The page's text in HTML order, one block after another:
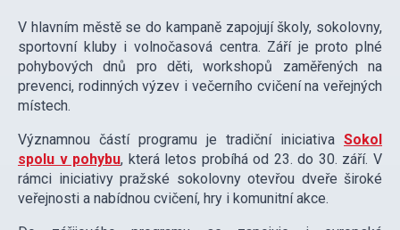
V hlavním městě se do kampaně zapojují školy, sokolovny,
sportovní kluby i volnočasová centra. Září je proto plné
pohybových dnů pro děti, workshopů zaměřených na
prevenci, rodinných výzev i večerního cvičení na veřejných
místech.
Významnou částí programu je tradiční iniciativa Sokol
spolu v pohybu, která letos probíhá od 23. do 30. září. V
rámci iniciativy pražské sokolovny otevřou dveře široké
veřejnosti a nabídnou cvičení, hry i komunitní akce.